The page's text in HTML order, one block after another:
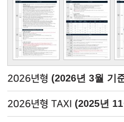
2026년형 (2026년 3월 기
2026년형 TAXI (2025년